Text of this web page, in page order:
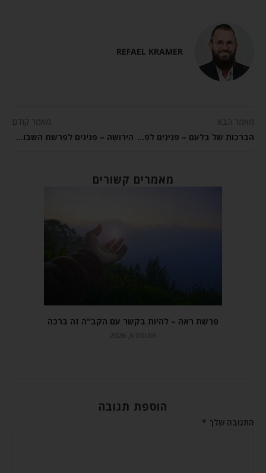
REFAEL KRAMER
מאמר הבא
הברכות של בלעם – פנינים לפרשת השבוע בלק
מאמר קודם
הירושה – פנינים לפרשת השבוע פנחס
מאמרים קשורים
פרשת ראה – להיות בקשר עם הקב"ה זה ברכה
אוגוסט 6, 2026
הוספת תגובה
התגובה שלך *